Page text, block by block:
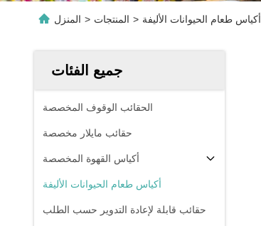
المنزل > المنتجات > أكياس طعام الحيوانات الأليفة
جميع الفئات
الحقائب الوقوف المخصصة
حقائب مايلار مخصصة
أكياس القهوة المخصصة
أكياس طعام الحيوانات الأليفة
حقائب قابلة لإعادة التدوير حسب الطلب